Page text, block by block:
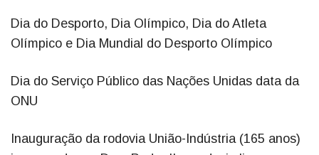
Dia do Desporto, Dia Olímpico, Dia do Atleta
Olímpico e Dia Mundial do Desporto Olímpico
Dia do Serviço Público das Nações Unidas data da
ONU
Inauguração da rodovia União-Indústria (165 anos)